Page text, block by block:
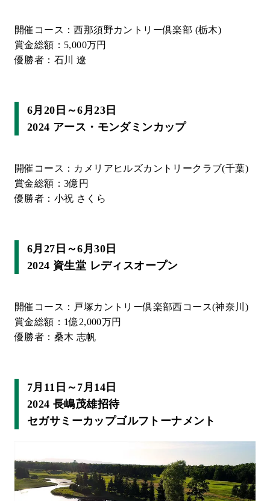
開催コース：西那須野カントリー倶楽部 (栃木)
賞金総額：5,000万円
優勝者：石川 遼
6月20日～6月23日
2024 アース・モンダミンカップ
開催コース：カメリアヒルズカントリークラブ(千葉)
賞金総額：3億円
優勝者：小祝 さくら
6月27日～6月30日
2024 資生堂 レディスオープン
開催コース：戸塚カントリー倶楽部西コース(神奈川)
賞金総額：1億2,000万円
優勝者：桑木 志帆
7月11日～7月14日
2024 長嶋茂雄招待
セガサミーカップゴルフトーナメント